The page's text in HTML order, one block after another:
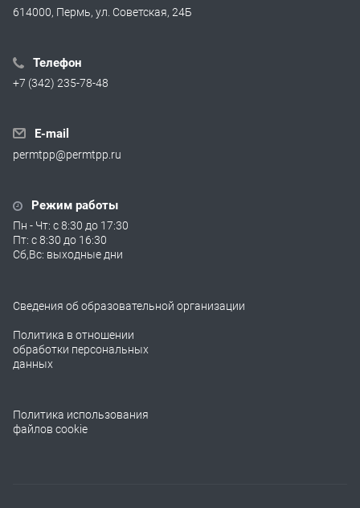
614000, Пермь, ул. Советская, 24Б
Телефон
+7 (342) 235-78-48
E-mail
permtpp@permtpp.ru
Режим работы
Пн - Чт: с 8:30 до 17:30
Пт: с 8:30 до 16:30
Сб,Вс: выходные дни
Сведения об образовательной организации
Политика в отношении
обработки персональных
данных
Политика использования
файлов cookie